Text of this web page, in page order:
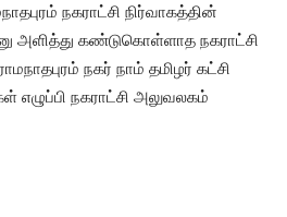
நகராட்சி நிர்வாகத்தின்
அளித்து கண்டுகொள்ளாத நகராட்சி
நகர் நாம் தமிழர் கட்சி
நகராட்சி அலுவலகம்